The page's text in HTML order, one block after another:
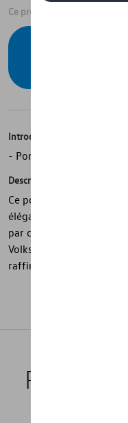
Ce produit n'est actuellement
Introduction
- Porte-clés en métal
Description
Ce porte-clés
élégance et design
par cinq cristaux
Volkswagen apporte
raffiné et lumineux.
Produits